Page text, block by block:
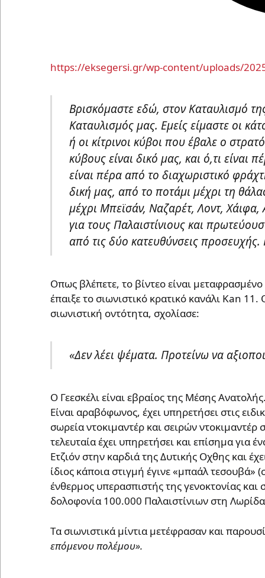
https://eksegersi.gr/wp-content/uploads/
Βρισκόμαστε εδώ, στον Καταυλισμό
Καταυλισμός μας. Εμείς είμαστε οι
ή οι κίτρινοι κύβοι που έβαλε ο
κύβους είναι δικό μας, και ό,τι είναι
είναι πέρα από το διαχωριστικό
δική μας, από το ποτάμι μέχρι τη
μέχρι Μπεϊσάν, Ναζαρέτ, Λοντ, Χάιφα,
για τους Παλαιστίνιους και
από τις δύο κατευθύνσεις προσευχής.
Οπως βλέπετε, το βίντεο είναι
έπαιξε το σιωνιστικό κρατικό κανάλι Kan
σιωνιστική οντότητα, σχολίασε:
«Δεν λέει ψέματα. Προτείνω να
Ο Γεεσκέλι είναι εβραίος της Μέσης
Είναι αραβόφωνος, έχει υπηρετήσει στις
σωρεία ντοκιμαντέρ και σειρών
τελευταία έχει υπηρετήσει και επίσημα για
Ετζιόν στην καρδιά της Δυτικής Οχθης και
ίδιος κάποια στιγμή έγινε «μπαάλ τεσουβά»
ένθερμος υπερασπιστής της γενοκτονίας
δολοφονία 100.000 Παλαιστίνιων στη
Tα σιωνιστικά μίντια μετέφρασαν και
επόμενου πολέμου».